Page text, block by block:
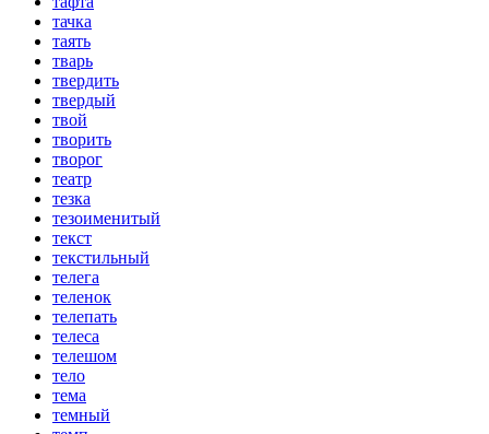
тачка
таять
тварь
твердить
твердый
твой
творить
творог
театр
тезка
тезоименитый
текст
текстильный
телега
теленок
телепать
телеса
телешом
тело
тема
темный